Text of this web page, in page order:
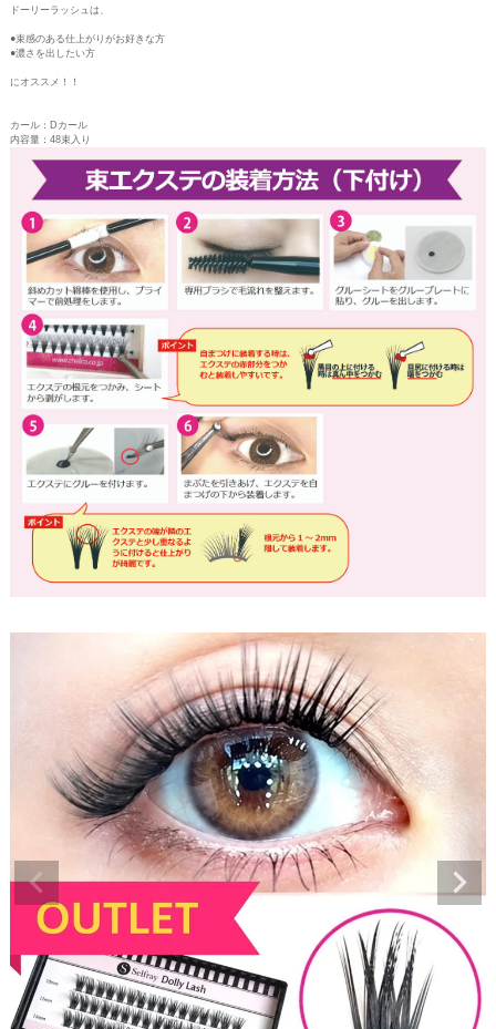
ドーリーラッシュは、
●束感のある仕上がりがお好きな方
●濃さを出したい方
にオススメ！！
カール：Dカール
内容量：48束入り